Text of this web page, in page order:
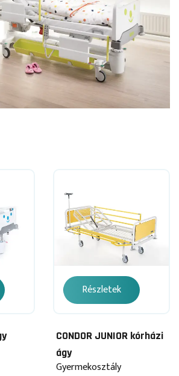
Részletek
CONDOR JUNIOR kórházi
ágy
Gyermekosztály